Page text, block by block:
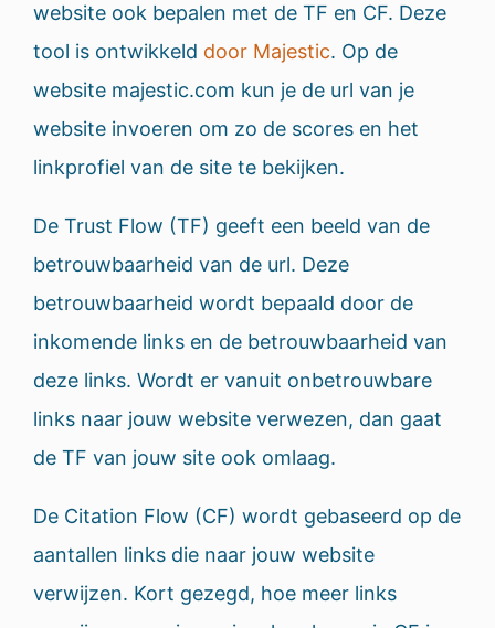
website ook bepalen met de TF en CF. Deze
tool is ontwikkeld door Majestic. Op de
website majestic.com kun je de url van je
website invoeren om zo de scores en het
linkprofiel van de site te bekijken.
De Trust Flow (TF) geeft een beeld van de
betrouwbaarheid van de url. Deze
betrouwbaarheid wordt bepaald door de
inkomende links en de betrouwbaarheid van
deze links. Wordt er vanuit onbetrouwbare
links naar jouw website verwezen, dan gaat
de TF van jouw site ook omlaag.
De Citation Flow (CF) wordt gebaseerd op de
aantallen links die naar jouw website
verwijzen. Kort gezegd, hoe meer links